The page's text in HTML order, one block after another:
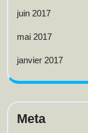
juin 2017
mai 2017
janvier 2017
Meta